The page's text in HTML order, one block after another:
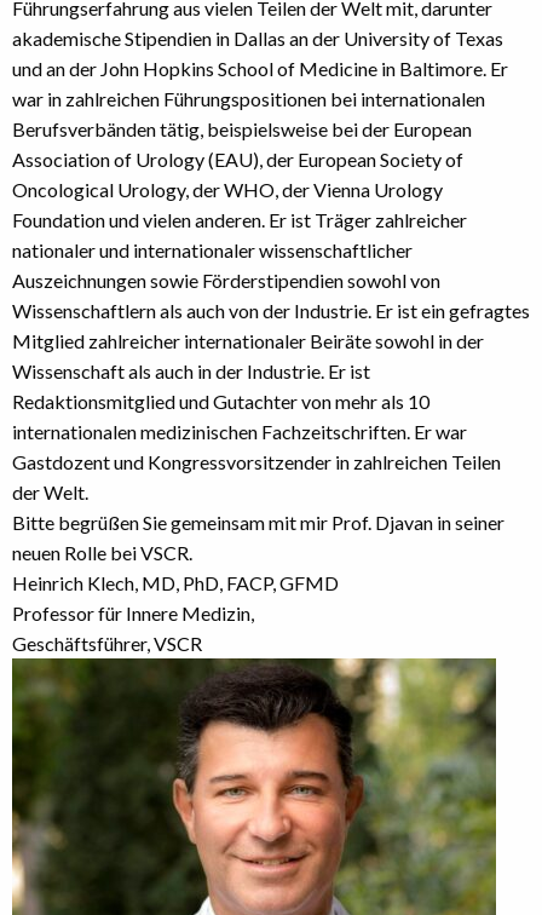
Führungserfahrung aus vielen Teilen der Welt mit, darunter
akademische Stipendien in Dallas an der University of Texas
und an der John Hopkins School of Medicine in Baltimore. Er
war in zahlreichen Führungspositionen bei internationalen
Berufsverbänden tätig, beispielsweise bei der European
Association of Urology (EAU), der European Society of
Oncological Urology, der WHO, der Vienna Urology
Foundation und vielen anderen. Er ist Träger zahlreicher
nationaler und internationaler wissenschaftlicher
Auszeichnungen sowie Förderstipendien sowohl von
Wissenschaftlern als auch von der Industrie. Er ist ein gefragtes
Mitglied zahlreicher internationaler Beiräte sowohl in der
Wissenschaft als auch in der Industrie. Er ist
Redaktionsmitglied und Gutachter von mehr als 10
internationalen medizinischen Fachzeitschriften. Er war
Gastdozent und Kongressvorsitzender in zahlreichen Teilen
der Welt.
Bitte begrüßen Sie gemeinsam mit mir Prof. Djavan in seiner
neuen Rolle bei VSCR.
Heinrich Klech, MD, PhD, FACP, GFMD
Professor für Innere Medizin,
Geschäftsführer, VSCR